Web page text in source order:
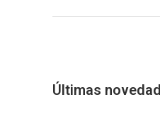
Últimas